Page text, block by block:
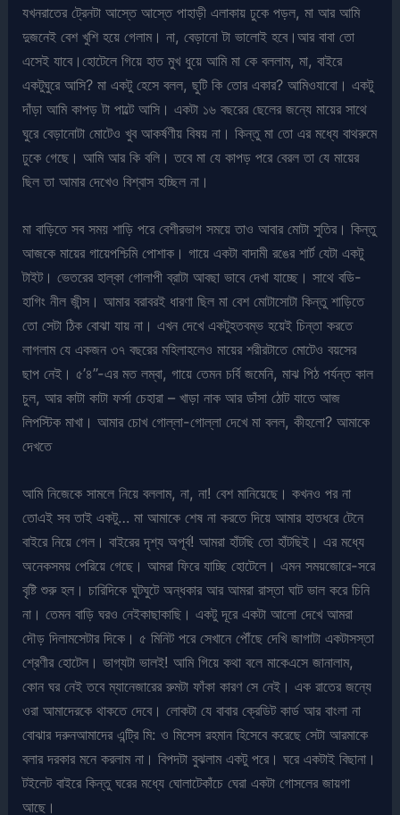
যখনরাতের ট্রেনটা আস্তে আস্তে পাহাড়ী এলাকায় ঢুকে পড়ল, মা আর আমি
দুজনেই বেশ খুশি হয়ে গেলাম। না, বেড়ানো টা ভালোই হবে।আর বাবা তো
এসেই যাবে।হোটেলে গিয়ে হাত মুখ ধুয়ে আমি মা কে বললাম, মা, বাইরে
একটুঘুরে আসি? মা একটু হেসে বলল, ছুটি কি তোর একার? আমিওযাবো। একটু
দাঁড়া আমি কাপড় টা পাল্টে আসি। একটা ১৬ বছরের ছেলের জন্যে মায়ের সাথে
ঘুরে বেড়ানোটা মোটেও খুব আকর্ষণীয় বিষয় না। কিন্তু মা তো এর মধ্যে বাথরুমে
ঢুকে গেছে। আমি আর কি বলি। তবে মা যে কাপড় পরে বেরল তা যে মায়ের
ছিল তা আমার দেখেও বিশ্বাস হচ্ছিল না।
মা বাড়িতে সব সময় শাড়ি পরে বেশীরভাগ সময়ে তাও আবার মোটা সুতির। কিন্তু
আজকে মায়ের গায়েপশ্চিমি পোশাক। গায়ে একটা বাদামী রঙের শার্ট যেটা একটু
টাইট। ভেতরের হাল্কা গোলাপী ব্রাটা আবছা ভাবে দেখা যাচ্ছে। সাথে বডি-
হাগিং নীল জীন্স। আমার বরাবরই ধারণা ছিল মা বেশ মোটাসোটা কিন্তু শাড়িতে
তো সেটা ঠিক বোঝা যায় না। এখন দেখে একটুহতবম্ভ হয়েই চিন্তা করতে
লাগলাম যে একজন ৩৭ বছরের মহিলাহলেও মায়ের শরীরটাতে মোটেও বয়সের
ছাপ নেই। ৫’৪”-এর মত লম্বা, গায়ে তেমন চর্বি জমেনি, মাঝ পিঠ পর্যন্ত কাল
চুল, আর কাটা কাটা ফর্সা চেহারা – খাড়া নাক আর ডাঁসা ঠোট যাতে আজ
লিপস্টিক মাখা। আমার চোখ গোল্লা-গোল্লা দেখে মা বলল, কীহলো? আমাকে
দেখতে
আমি নিজেকে সামলে নিয়ে বললাম, না, না! বেশ মানিয়েছে। কখনও পর না
তোএই সব তাই একটু… মা আমাকে শেষ না করতে দিয়ে আমার হাতধরে টেনে
বাইরে নিয়ে গেল। বাইরের দৃশ্য অপূর্ব! আমরা হাঁটছি তো হাঁটছিই। এর মধ্যে
অনেকসময় পেরিয়ে গেছে। আমরা ফিরে যাচ্ছি হোটেলে। এমন সময়জোরে-সরে
বৃষ্টি শুরু হল। চারিদিকে ঘুটঘুটে অন্ধকার আর আমরা রাস্তা ঘাট ভাল করে চিনি
না। তেমন বাড়ি ঘরও নেইকাছাকাছি। একটু দূরে একটা আলো দেখে আমরা
দৌড় দিলামসেটার দিকে। ৫ মিনিট পরে সেখানে পৌঁছে দেখি জাগাটা একটাসস্তা
শ্রেণীর হোটেল। ভাগ্যটা ভালই! আমি গিয়ে কথা বলে মাকেএসে জানালাম,
কোন ঘর নেই তবে ম্যানেজারের রুমটা ফাঁকা কারণ সে নেই। এক রাতের জন্যে
ওরা আমাদেরকে থাকতে দেবে। লোকটা যে বাবার ক্রেডিট কার্ড আর বাংলা না
বোঝার দরুনআমাদের এন্ট্রি মি: ও মিসেস রহমান হিসেবে করেছে সেটা আরমাকে
বলার দরকার মনে করলাম না। বিপদটা বুঝলাম একটু পরে। ঘরে একটাই বিছানা।
টইলেট বাইরে কিন্তু ঘরের মধ্যে ঘোলাটেকাঁচে ঘেরা একটা গোসলের জায়গা
আছে।